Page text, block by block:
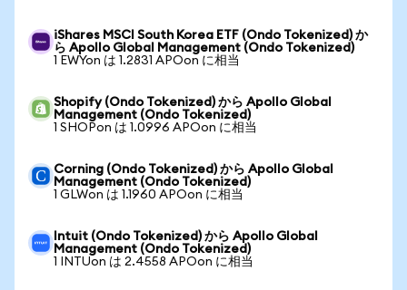
iShares MSCI South Korea ETF (Ondo Tokenized) か
ら Apollo Global Management (Ondo Tokenized)
1 EWYon は 1.2831 APOon に相当
Shopify (Ondo Tokenized) から Apollo Global
Management (Ondo Tokenized)
1 SHOPon は 1.0996 APOon に相当
Corning (Ondo Tokenized) から Apollo Global
Management (Ondo Tokenized)
1 GLWon は 1.1960 APOon に相当
Intuit (Ondo Tokenized) から Apollo Global
Management (Ondo Tokenized)
1 INTUon は 2.4558 APOon に相当